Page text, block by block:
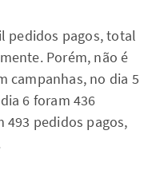
pedidos pagos, total
Porém, não é
campanhas, no dia 5
6 foram 436
493 pedidos pagos,